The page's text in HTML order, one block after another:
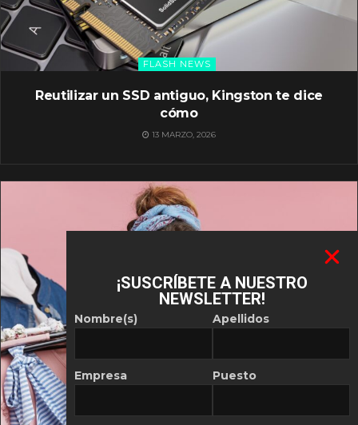
FLASH NEWS
Reutilizar un SSD antiguo, Kingston te dice
cómo
13 MARZO, 2026
¡SUSCRÍBETE A NUESTRO
NEWSLETTER!
Nombre(s)
Empresa
Apellidos
Puesto